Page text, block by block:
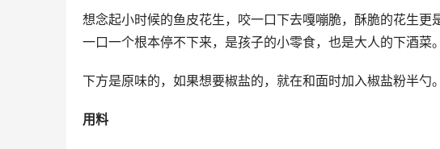
想念起小时候的鱼皮花生，咬一口下去嘎嘣脆，酥脆的花生
一口一个根本停不下来，是孩子的小零食，也是大人的下酒菜。
下方是原味的，如果想要椒盐的，就在和面时加入椒盐粉半勺
用料